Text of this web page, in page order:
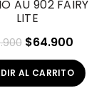
AU 902 FAIRY
LITE
El
precio
original
$64.900El
AL CARRITO